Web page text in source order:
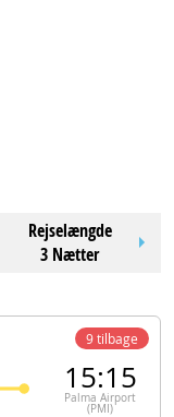
Rejselængde
3 Nætter
15:15
Palma Airport
(PMI)
9 tilbage